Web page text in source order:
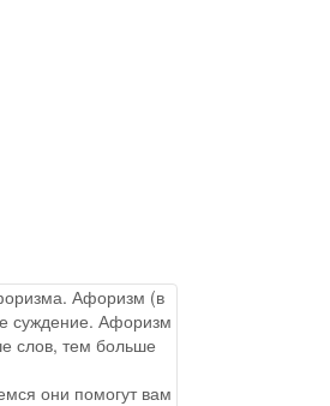
Афоризм (в
суждение. Афоризм
слов, тем больше
они помогут вам